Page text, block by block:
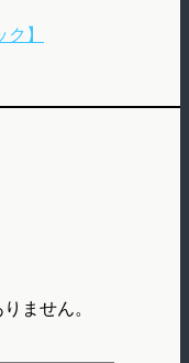
】
ません。